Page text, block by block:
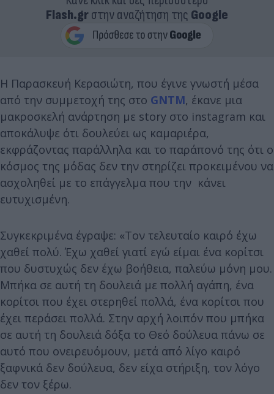
Flash.grστην αναζήτηση της Google
Η Παρασκευή Κερασιώτη, που έγινε γνωστή μέσα
από την συμμετοχή της στο GNTM, έκανε μια
μακροσκελή ανάρτηση με story στο instagram και
αποκάλυψε ότι δουλεύει ως καμαριέρα,
εκφράζοντας παράλληλα και το παράπονό της ότι ο
κόσμος της μόδας δεν την στηρίζει προκειμένου να
ασχοληθεί με το επάγγελμα που την κάνει
ευτυχισμένη.
Συγκεκριμένα έγραψε: «Τον τελευταίο καιρό έχω
χαθεί πολύ. Έχω χαθεί γιατί εγώ είμαι ένα κορίτσι
που δυστυχώς δεν έχω βοήθεια, παλεύω μόνη μου.
Μπήκα σε αυτή τη δουλειά με πολλή αγάπη, ένα
κορίτσι που έχει στερηθεί πολλά, ένα κορίτσι που
έχει περάσει πολλά. Στην αρχή λοιπόν που μπήκα
σε αυτή τη δουλειά δόξα το Θεό δούλευα πάνω σε
αυτό που ονειρευόμουν, μετά από λίγο καιρό
ξαφνικά δεν δούλευα, δεν είχα στήριξη, τον λόγο
δεν τον ξέρω.